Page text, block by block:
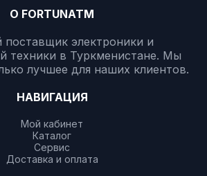
О FORTUNATM
электроники и
техники в Туркменистане. Мы
лучшее для наших клиентов.
НАВИГАЦИЯ
Мой кабинет
Каталог
Сервис
Доставка и оплата